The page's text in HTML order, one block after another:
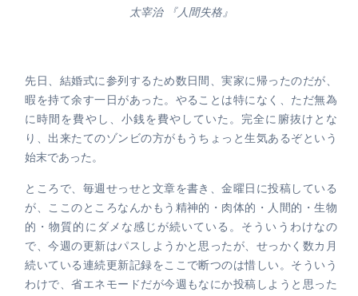
太宰治 『人間失格』
先日、結婚式に参列するため数日間、実家に帰ったのだが、
暇を持て余す一日があった。やることは特になく、ただ無為
に時間を費やし、小銭を費やしていた。完全に腑抜けとな
り、出来たてのゾンビの方がもうちょっと生気あるぞという
始末であった。
ところで、毎週せっせと文章を書き、金曜日に投稿している
が、ここのところなんかもう精神的・肉体的・人間的・生物
的・物質的にダメな感じが続いている。そういうわけなの
で、今週の更新はパスしようかと思ったが、せっかく数カ月
続いている連続更新記録をここで断つのは惜しい。そういう
わけで、省エネモードだが今週もなにか投稿しようと思った